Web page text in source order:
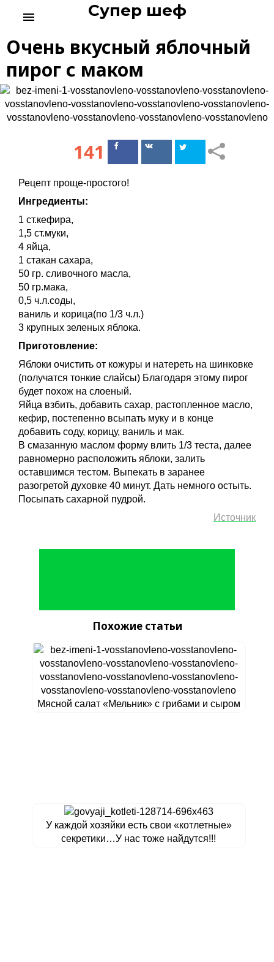
c
o
Супер шеф
menu
Очень вкусный яблочный
пирог с маком
141
ПоделитьсяПоделиться
Рецепт проще-простого!
Ингредиенты:
1 ст.кефира,
1,5 ст.муки,
4 яйца,
1 стакан сахара,
50 гр. сливочного масла,
50 гр.мака,
0,5 ч.л.соды,
ваниль и корица(по 1/3 ч.л.)
3 крупных зеленых яблока.
Приготовление:
Яблоки очистить от кожуры и натереть на шинковке
(получатся тонкие слайсы) Благодаря этому пирог
будет похож на слоеный.
Яйца взбить, добавить сахар, растопленное масло,
кефир, постепенно всыпать муку и в конце
добавить соду, корицу, ваниль и мак.
В смазанную маслом форму влить 1/3 теста, далее
равномерно расположить яблоки, залить
оставшимся тестом. Выпекать в заранее
разогретой духовке 40 минут. Дать немного остыть.
Посыпать сахарной пудрой.
Источник
Похожие статьи
Мясной салат «Мельник» с грибами и сыром
У каждой хозяйки есть свои «котлетные»
секретики…У нас тоже найдутся!!!